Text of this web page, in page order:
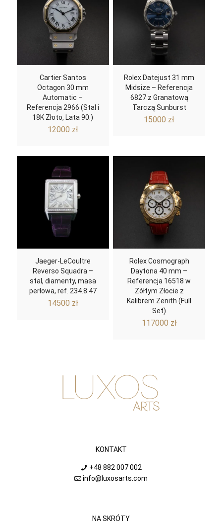
Cartier Santos
Octagon 30 mm
Automatic –
Referencja 2966 (Stal i
18K Złoto, Lata 90.)
12000 zł
Rolex Datejust 31 mm
Midsize – Referencja
6827 z Granatową
Tarczą Sunburst
15000 zł
Jaeger-LeCoultre
Reverso Squadra –
stal, diamenty, masa
perłowa, ref. 234.8.47
14500 zł
Rolex Cosmograph
Daytona 40 mm –
Referencja 16518 w
Żółtym Złocie z
Kalibrem Zenith (Full
Set)
117000 zł
KONTAKT
+48 882 007 002
info@luxosarts.com
NA SKRÓTY